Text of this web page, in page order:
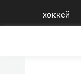
хоккей